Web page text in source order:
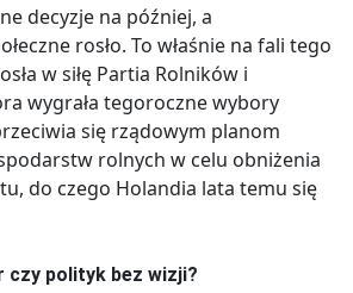
decyzje na później, a
rosło. To właśnie na fali tego
w siłę Partia Rolników i
wygrała tegoroczne wybory
się rządowym planom
rolnych w celu obniżenia
do czego Holandia lata temu się
czy polityk bez wizji?